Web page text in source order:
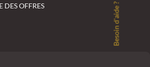
DES OFFRES Besoin d'aide ?